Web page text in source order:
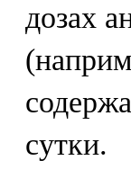
дозах
сутки.